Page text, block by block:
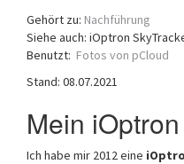
Gehört zu: Nachführung
Siehe auch: iOptron
Benutzt: Fotos von pCloud
Stand: 08.07.2021
Mein
Ich habe mir 2012 eine